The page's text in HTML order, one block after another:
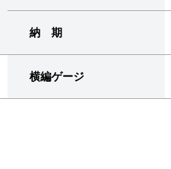
納 期
横編ゲージ